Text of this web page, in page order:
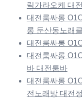
릭가라오케 대
대전룸싸롱
롱 둔산동노래
대전룸싸롱
대전룸싸롱
바 대전룸바
대전룸싸롱
전노래방 대전